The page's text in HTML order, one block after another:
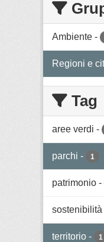
Ambiente -
Regioni e
Tag
aree verdi -
parchi - 1
patrimonio -
sostenibilità
territorio - 1